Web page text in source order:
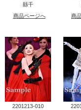
縣千
商品ページへ
商
2201213-010